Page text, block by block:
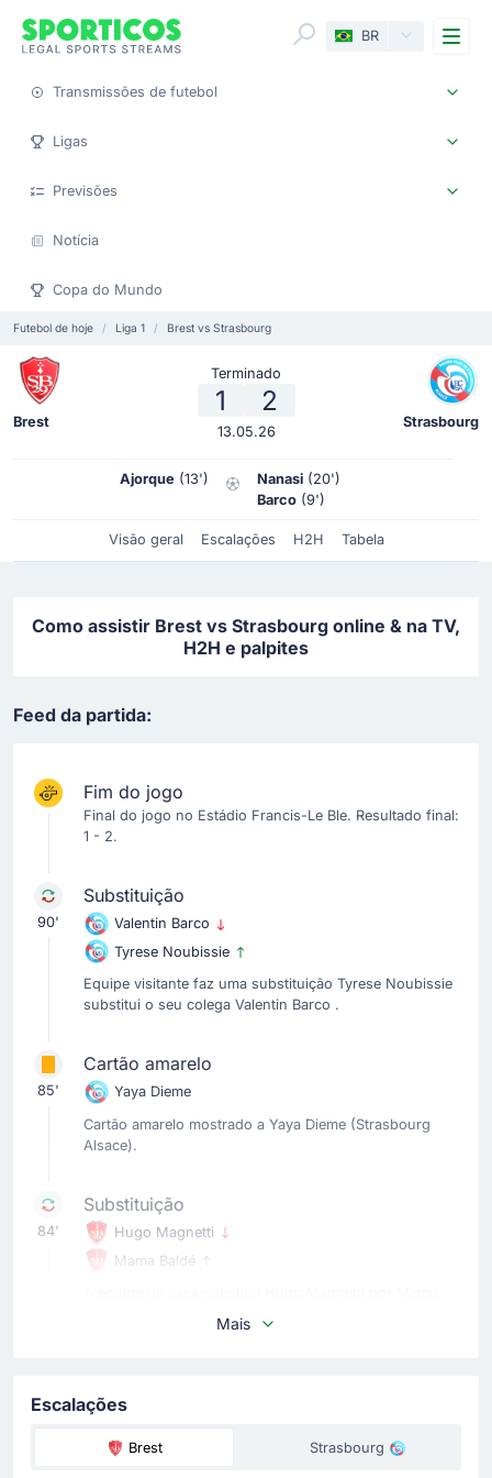
BR
Transmissões de futebol
Ligas
Previsões
Notícia
Copa do Mundo
Futebol de hoje Liga 1 Brest vs Strasbourg
Brest
Terminado
1 2
13.05.26
Strasbourg
Ajorque (13') Nanasi (20')
Barco (9')
Visão geral Escalações H2H Tabela
Como assistir Brest vs Strasbourg online & na TV,
H2H e palpites
Feed da partida:
Fim do jogo
Final do jogo no Estádio Francis-Le Ble. Resultado final:
1 - 2.
90'
Substituição
Valentin Barco
Tyrese Noubissie
Equipe visitante faz uma substituição Tyrese Noubissie
substitui o seu colega Valentin Barco .
85'
Cartão amarelo
Yaya Dieme
Cartão amarelo mostrado a Yaya Dieme (Strasbourg
Alsace).
84'
Substituição
Hugo Magnetti
Mama Baldé
Baldé. As substituições estão esgotadas.
83'
Joris Chotard
Lucas Tousart entra em campo para substituir Joris
Mais
Escalações
Brest Strasbourg